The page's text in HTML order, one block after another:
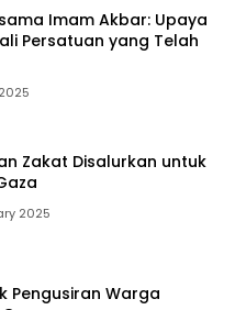
Imam Akbar: Upaya
Persatuan yang Telah
Zakat Disalurkan untuk
2025
Pengusiran Warga